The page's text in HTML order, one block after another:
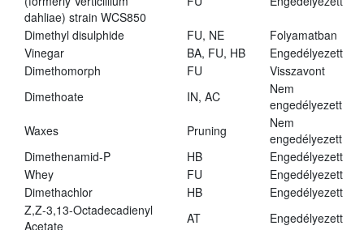
dahliae) strain WCS850
Dimethyl disulphide FU, NE
Folyamatban
Vinegar
BA, FU, HB
Engedélyezett
Dimethomorph
FU
Visszavont
Dimethoate
IN, AC
Nem
engedélyezett
Waxes
Pruning
Nem
engedélyezett
Dimethenamid-P
HB
Engedélyezett
Whey
FU
Engedélyezett
Dimethachlor
HB
Engedélyezett
Z,Z-3,13-Octadecadienyl
Acetate
AT Engedélyezett